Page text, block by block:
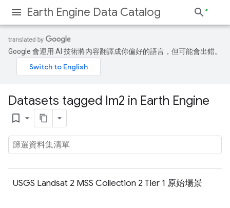
Earth Engine Data Catalog
Google 會運用 AI 技術將內容翻譯成你偏好的語言，但可能會出錯。
Datasets tagged lm2 in Earth Engine
bookmark_border
USGS Landsat 2 MSS Collection 2 Tier 1 原始場景